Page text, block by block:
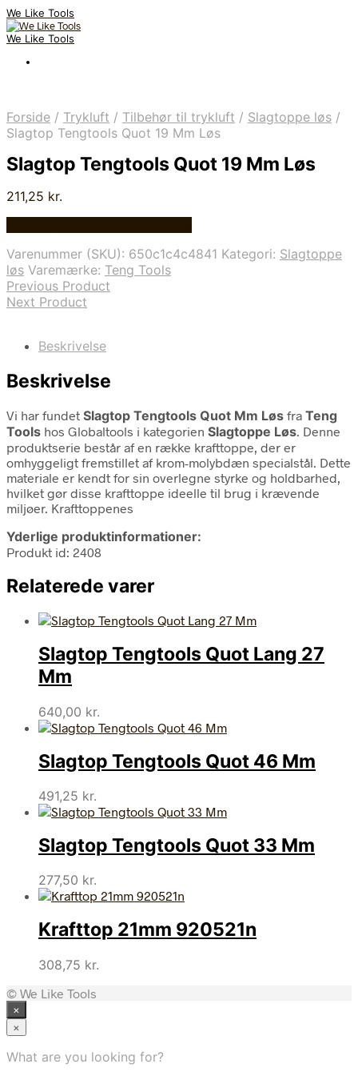
We Like Tools
We Like Tools
Forside / Trykluft / Tilbehør til trykluft / Slagtoppe løs /
Slagtop Tengtools Quot 19 Mm Løs
Slagtop Tengtools Quot 19 Mm Løs
211,25 kr.
Varenummer (SKU): 650c1c4c4841 Kategori: Slagtoppe
løs Varemærke: Teng Tools
Previous Product
Next Product
Beskrivelse
Beskrivelse
Vi har fundet Slagtop Tengtools Quot Mm Løs fra Teng
Tools hos Globaltools i kategorien Slagtoppe Løs. Denne
produktserie består af en række krafttoppe, der er
omhyggeligt fremstillet af krom-molybdæn specialstål. Dette
materiale er kendt for sin overlegne styrke og holdbarhed,
hvilket gør disse krafttoppe ideelle til brug i krævende
miljøer. Krafttoppenes
Yderlige produktinformationer:
Produkt id: 2408
Relaterede varer
Slagtop Tengtools Quot Lang 27
Mm
640,00 kr.
Slagtop Tengtools Quot 46 Mm
491,25 kr.
Slagtop Tengtools Quot 33 Mm
277,50 kr.
Krafttop 21mm 920521n
308,75 kr.
© We Like Tools
×
×
What are you looking for?